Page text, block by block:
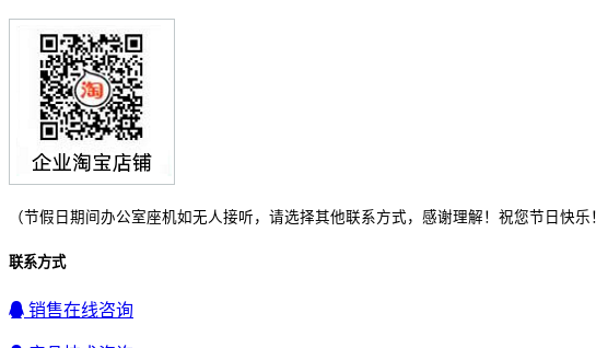
（节假日期间办公室座机如无人接听，请选择其他联系方式，感谢理解！祝您节日快乐
联系方式
销售在线咨询